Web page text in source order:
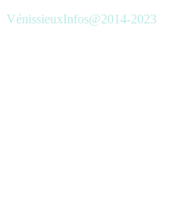
VénissieuxInfos@2014-2023